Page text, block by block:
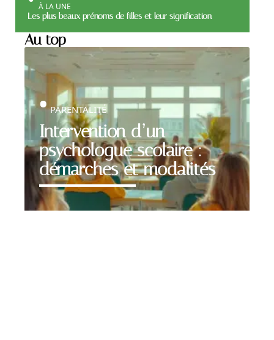
À LA UNE
Les plus beaux prénoms de filles et leur signification
Au top
Intervention d’un
psychologue scolaire :
démarches et modalités
PARENTALITÉ